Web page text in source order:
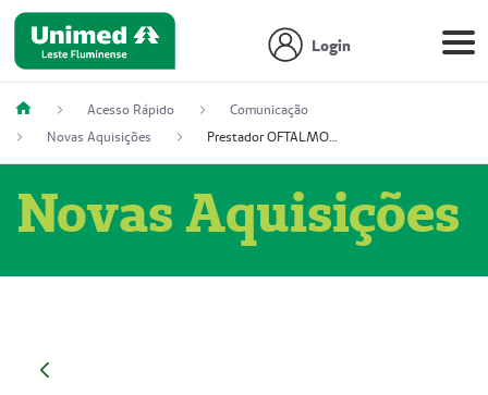
Login
Acesso Rápido
Comunicação
Novas Aquisições
Prestador OFTALMOCLÍNICA SÃO GONÇALO (55004164-2)
Novas Aquisições